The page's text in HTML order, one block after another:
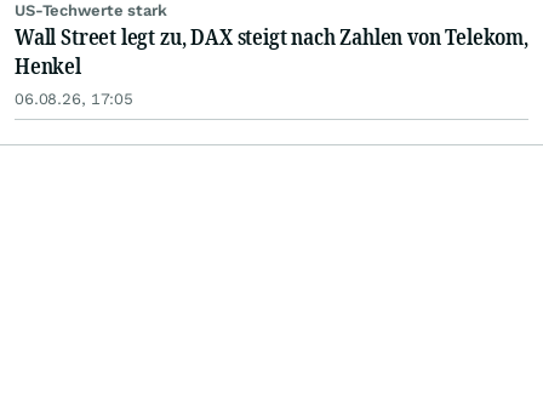
US-Techwerte stark
Wall Street legt zu, DAX steigt nach Zahlen von Telekom,
Henkel
06.08.26, 17:05